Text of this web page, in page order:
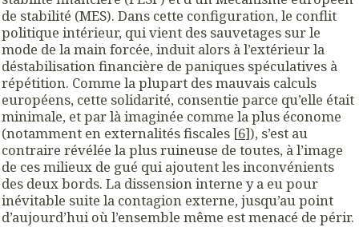
de stabilité (MES). Dans cette configuration, le conflit
politique intérieur, qui vient des sauvetages sur le
mode de la main forcée, induit alors à l’extérieur la
déstabilisation financière de paniques spéculatives à
répétition. Comme la plupart des mauvais calculs
européens, cette solidarité, consentie parce qu’elle était
minimale, et par là imaginée comme la plus économe
(notamment en externalités fiscales [6]), s’est au
contraire révélée la plus ruineuse de toutes, à l’image
de ces milieux de gué qui ajoutent les inconvénients
des deux bords. La dissension interne y a eu pour
inévitable suite la contagion externe, jusqu’au point
d’aujourd’hui où l’ensemble même est menacé de périr.